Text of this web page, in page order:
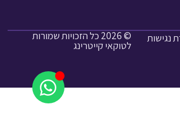
© 2026 כל הזכויות שמורות
לטוקאי קייטרינג
נגישות